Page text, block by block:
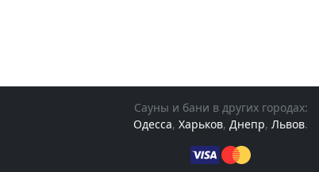
Сауны и бани в других городах:
Одесса, Харьков, Днепр, Львов.